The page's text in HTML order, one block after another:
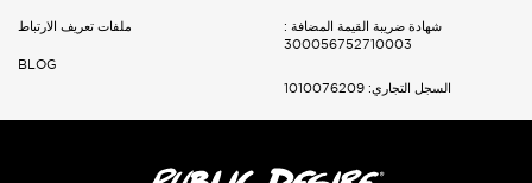
شهادة ضريبة القيمة المضافة :
300056752710003
السجل التجاري: 1010076209
ملفات تعريف الارتباط
BLOG